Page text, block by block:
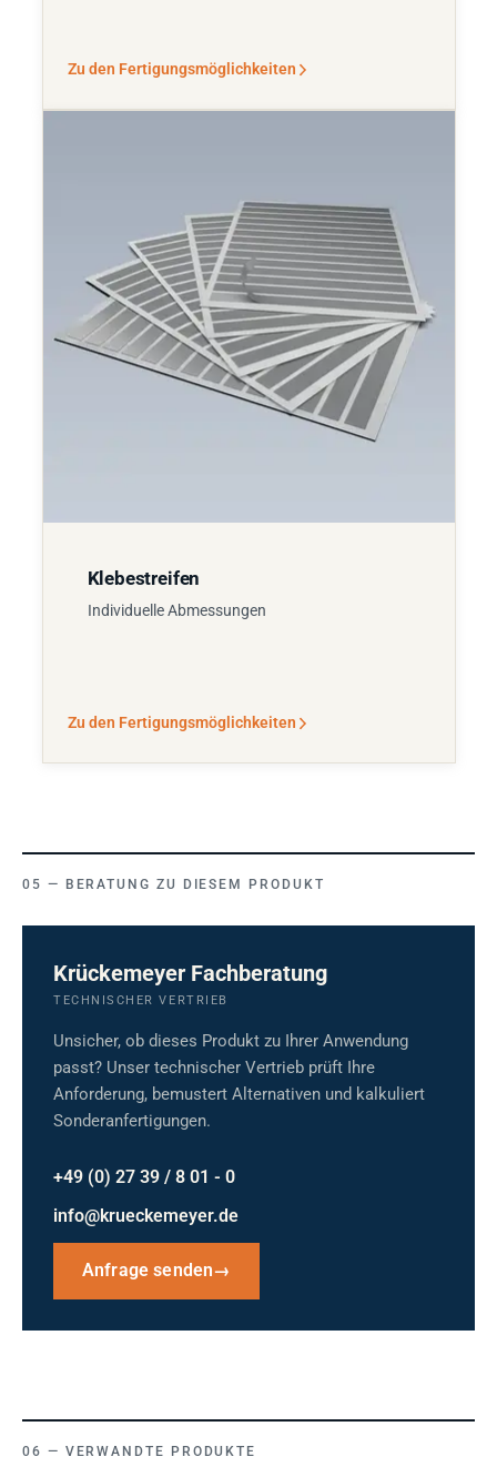
Zu den Fertigungsmöglichkeiten
Klebestreifen
Individuelle Abmessungen
Zu den Fertigungsmöglichkeiten
BERATUNG ZU DIESEM PRODUKT
Krückemeyer Fachberatung
TECHNISCHER VERTRIEB
Unsicher, ob dieses Produkt zu Ihrer Anwendung
passt? Unser technischer Vertrieb prüft Ihre
Anforderung, bemustert Alternativen und kalkuliert
Sonderanfertigungen.
+49 (0) 27 39 / 8 01 - 0
info@krueckemeyer.de
Anfrage senden→
VERWANDTE PRODUKTE